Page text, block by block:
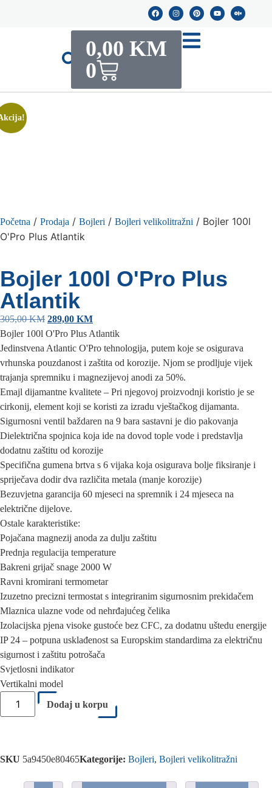
0,00 KM
0
Početna / Prodaja / Bojleri / Bojleri velikolitražni / Bojler 100l
O'Pro Plus Atlantik
Bojler 100l O'Pro Plus
Atlantik
305,00KM 289,00 KM
Bojler 100l O'Pro Plus Atlantik
Jedinstvena Atlantic O'Pro tehnologija, putem koje se osigurava
vrhunska pouzdanost i zaštita od korozije. Njom se prodljuje vijek
trajanja spremniku i magnezijevoj anodi za 50%.
Emajl dijamantne kvalitete – Pri njegovoj proizvodnji koristio je se
cirkonij, element koji se koristi za izradu vještačkog dijamanta.
Sigurnosni ventil baždaren na 9 bara sastavni je dio pakovanja
Dielektrična spojnica koja ide na dovod tople vode i predstavlja
dodatnu zaštitu od korozije
Specifična gumena brtva s 6 vijaka koja osigurava bolje fiksiranje i
spriječava dodir dva različita metala (manje korozije)
Bezuvjetna garancija 60 mjeseci na spremnik i 24 mjeseca na
električne dijelove.
Ostale karakteristike:
Pojačana magnezij anoda za dulju zaštitu
Prednja regulacija temperature
Bakreni grijač snage 2000 W
Ravni kromirani termometar
Izuzetno precizni termostat s integriranim sigurnosnim prekidačem
Mlaznica ulazne vode od nehrđajućeg čelika
Izolacijska pjena visoke gustoće bez CFC, za dodatnu uštedu energije
IP 24 – potpuna usklađenost sa Europskim standardima za električnu
sigurnost i zaštitu potrošača
Svjetlosni indikator
Vertikalni model
Dodaj u korpu
SKU 5a9450e80465Kategorije: Bojleri, Bojleri velikolitražni